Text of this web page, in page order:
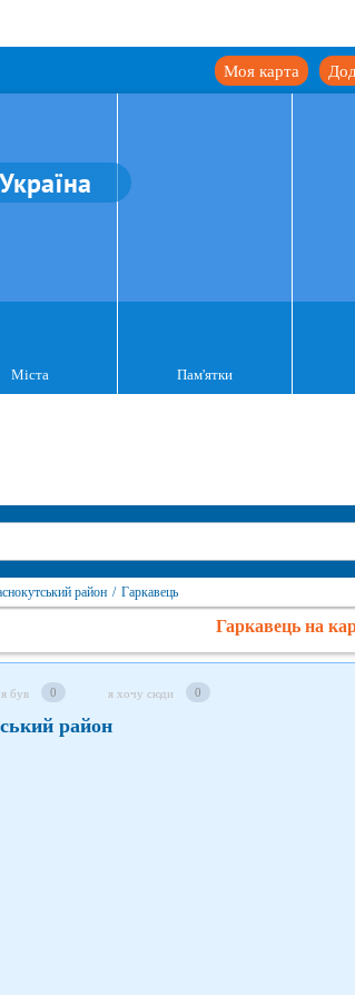
Моя карта
Україна
Міста Пам'ятки
район / Гаркавець
Гаркавець на
я був 0 я хочу сюди 0
район